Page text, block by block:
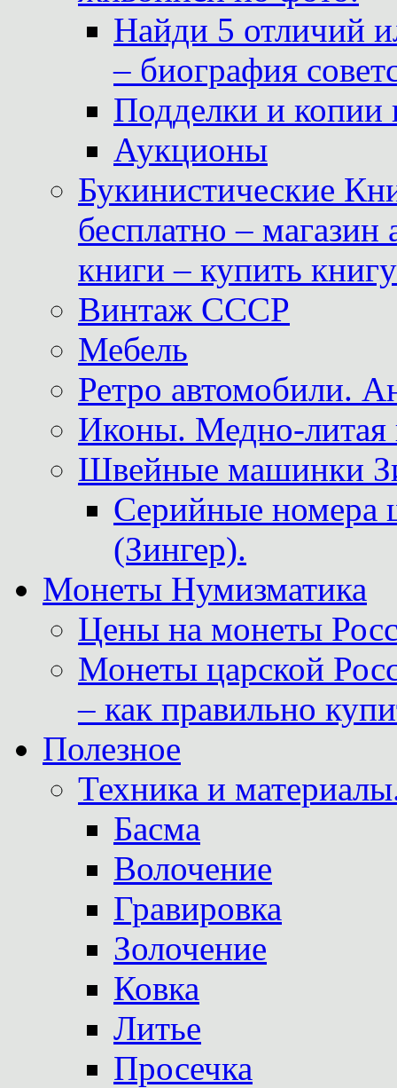
Найди 5 отличий
– биография
Подделки и копии
Аукционы
Букинистические
бесплатно –
книги – купить
Винтаж СССР
Мебель
Ретро автомобили.
Иконы. Медно-литая
Швейные машинки
Серийные
(Зингер).
Монеты Нумизматика
Цены на монеты
Монеты царской
– как правильно
Полезное
Техника и
Басма
Волочение
Гравировка
Золочение
Ковка
Литье
Просечка